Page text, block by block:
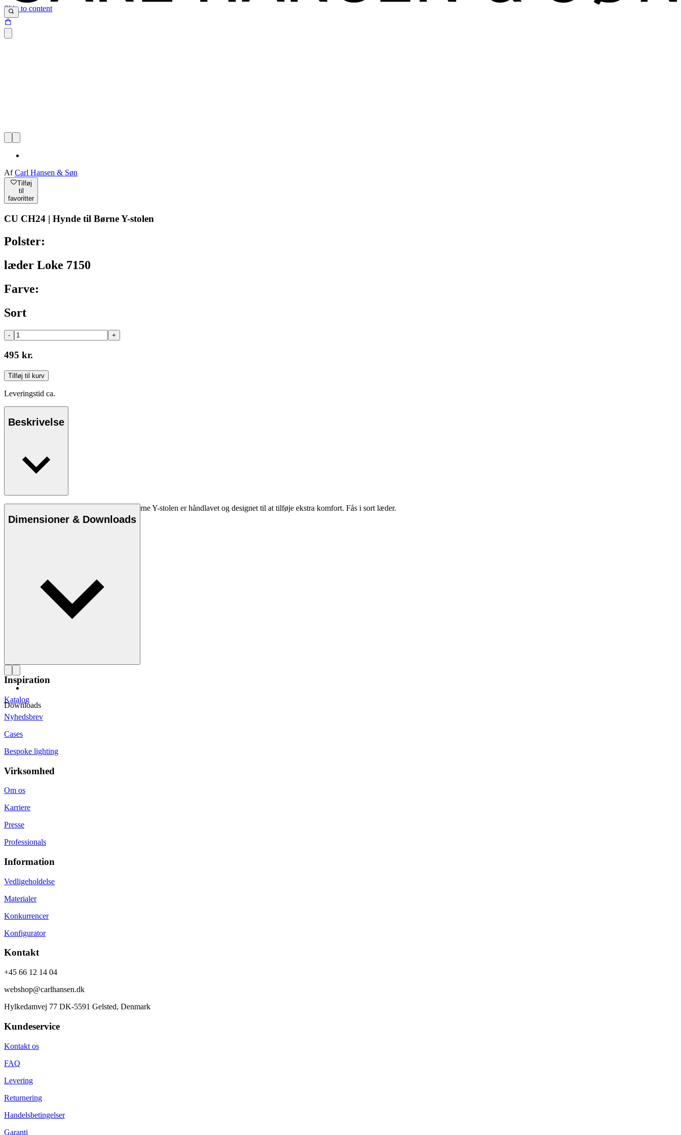
Skip to content
AfCarl Hansen & Søn
Tilføj
til
favoritter
CU CH24 | Hynde til Børne Y-stolen
Polster:
læder Loke 7150
Farve:
Sort
- +
495 kr.
Tilføj til kurv
Leveringstid ca.
Beskrivelse
Den specialfremstillede hynde til CH24 børne Y-stolen er håndlavet og designet til at tilføje ekstra komfort. Fås i sort læder.
Dimensioner & Downloads
Downloads
Inspiration
Katalog
Nyhedsbrev
Cases
Bespoke lighting
Virksomhed
Om os
Karriere
Presse
Professionals
Information
Vedligeholdelse
Materialer
Konkurrencer
Konfigurator
Kontakt
+45 66 12 14 04
webshop@carlhansen.dk
Hylkedamvej 77 DK-5591 Gelsted, Denmark
Kundeservice
Kontakt os
FAQ
Levering
Returnering
Handelsbetingelser
Garanti